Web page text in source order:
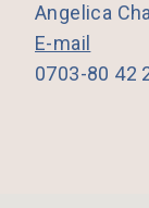
Angelica
E-mail
0703-80 42